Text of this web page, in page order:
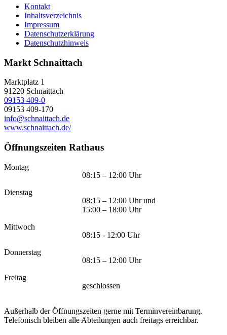
Kontakt
Inhaltsverzeichnis
Impressum
Datenschutzerklärung
Datenschutzhinweis
Markt Schnaittach
Marktplatz 1
91220 Schnaittach
09153 409-0
09153 409-170
info@schnaittach.de
www.schnaittach.de/
Öffnungszeiten Rathaus
Montag
08:15 – 12:00 Uhr
Dienstag
08:15 – 12:00 Uhr und
15:00 – 18:00 Uhr
Mittwoch
08:15 - 12:00 Uhr
Donnerstag
08:15 – 12:00 Uhr
Freitag
geschlossen
Außerhalb der Öffnungszeiten gerne mit Terminvereinbarung.
Telefonisch bleiben alle Abteilungen auch freitags erreichbar.